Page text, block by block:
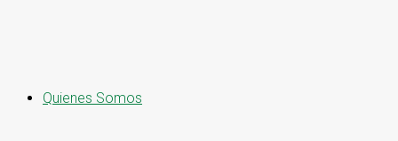
Quienes Somos